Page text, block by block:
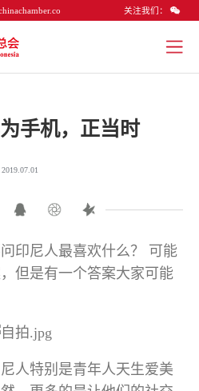
关注我们：
手机，正当时
2019.07.01
尼人最喜欢什么？ 可能
但是有一个答案大家可能
特别是青年人天生爱美